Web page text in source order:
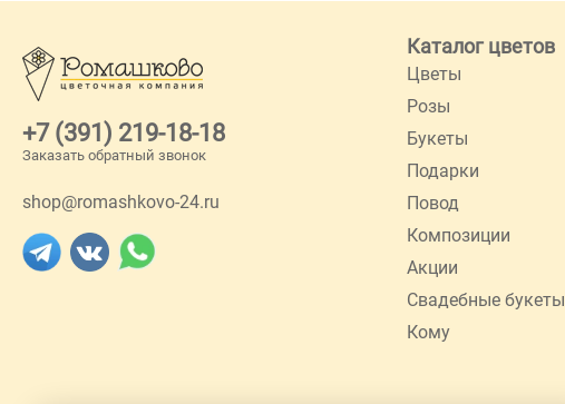
+7 (391) 219-18-18
Заказать обратный звонок
shop@romashkovo-24.ru
Каталог цветов
Цветы
Розы
Букеты
Подарки
Повод
Композиции
Акции
Свадебные букеты
Кому